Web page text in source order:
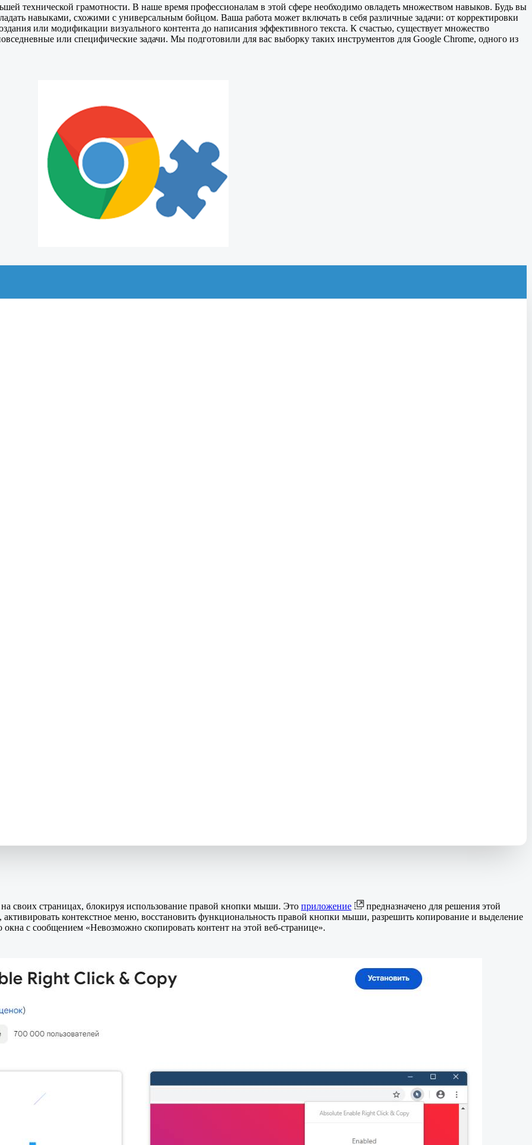
технической грамотности. В наше время профессионалам в этой сфере необходимо овладеть множеством навыков. Будь вы
навыками, схожими с универсальным бойцом. Ваша работа может включать в себя различные задачи: от корректировки
или модификации визуального контента до написания эффективного текста. К счастью, существует множество
или специфические задачи. Мы подготовили для вас выборку таких инструментов для Google Chrome, одного из
своих страницах, блокируя использование правой кнопки мыши. Это приложение
предназначено для решения этой
контекстное меню, восстановить функциональность правой кнопки мыши, разрешить копирование и выделение
с сообщением «Невозможно скопировать контент на этой веб-странице».